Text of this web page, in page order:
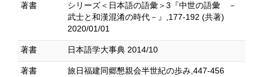
著書
シリーズ＜日本語の語彙＞3『中世の語彙 －
武士と和漢混淆の時代－』,177-192 (共著)
2020/01/01
著書 日本語学大事典 2014/10
著書
旅日福建同郷懇親会半世紀の歩み,447-456